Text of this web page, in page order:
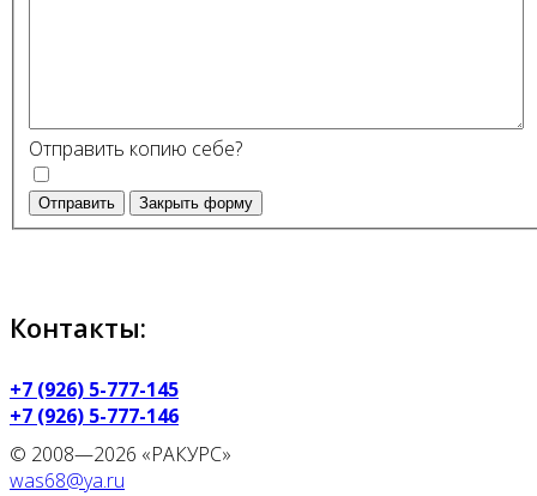
Отправить копию себе?
Отправить Закрыть форму
Контакты:
+7 (926) 5-777-145
+7 (926) 5-777-146
© 2008—2026 «РАКУРС»
was68@ya.ru